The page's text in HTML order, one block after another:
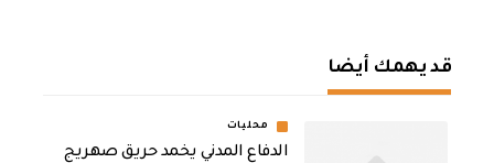
قد يهمك أيضا
محليات
الدفاع المدني يخمد حريق صهريج